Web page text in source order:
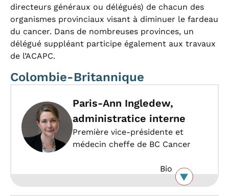
directeurs généraux ou délégués) de chacun des
organismes provinciaux visant à diminuer le fardeau
du cancer. Dans de nombreuses provinces, un
délégué suppléant participe également aux travaux
de l’ACAPC.
Colombie-Britannique
Paris-Ann Ingledew,
administratice interne
Première vice-présidente et
médecin cheffe de BC Cancer
Bio